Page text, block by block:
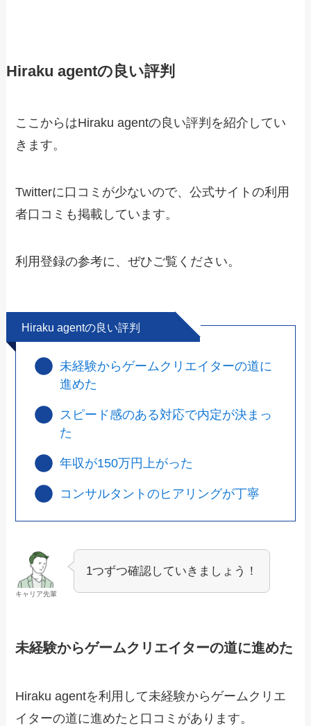
Hiraku agentの良い評判
ここからはHiraku agentの良い評判を紹介してい
きます。
Twitterに口コミが少ないので、公式サイトの利用
者口コミも掲載しています。
利用登録の参考に、ぜひご覧ください。
Hiraku agentの良い評判
未経験からゲームクリエイターの道に
進めた
スピード感のある対応で内定が決まっ
た
年収が150万円上がった
コンサルタントのヒアリングが丁寧
キャリア先輩
1つずつ確認していきましょう！
未経験からゲームクリエイターの道に進めた
Hiraku agentを利用して未経験からゲームクリエ
イターの道に進めたと口コミがあります。